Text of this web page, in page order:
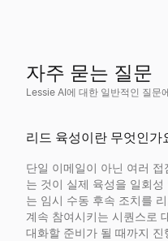
자주 묻는 질문
Lessie AI에 대한 일반적인 질문
리드 육성이란 무엇인가
단일 이메일이 아닌 여러
는 것이 실제 육성을 일회
는 임시 수동 후속 조치를
계속 참여시키는 시퀀스로
대화할 준비가 될 때까지